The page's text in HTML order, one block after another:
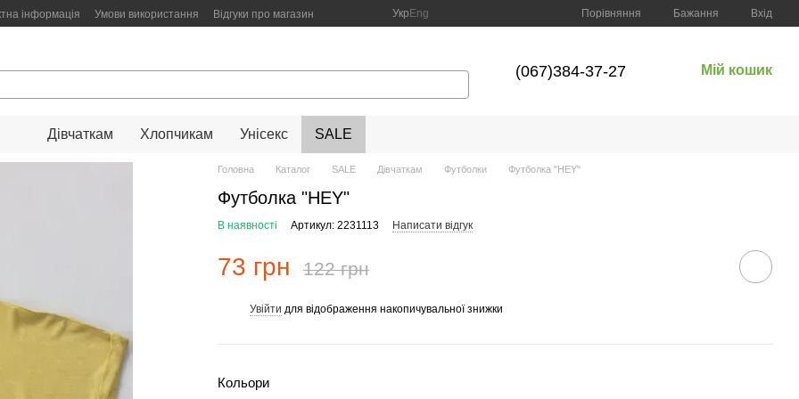
інформація Умови використання Відгуки про магазин Укр Eng Порівняння Бажання Вхід
(067)384-37-27 Мій кошик
Дівчаткам Хлопчикам Унісекс SALE
Головна Каталог SALE Дівчаткам Футболки Футболка "HEY"
Футболка "HEY"
В наявності Артикул: 2231113 Написати відгук
73 грн 122 грн
Увійти для відображення накопичувальної знижки
Кольори